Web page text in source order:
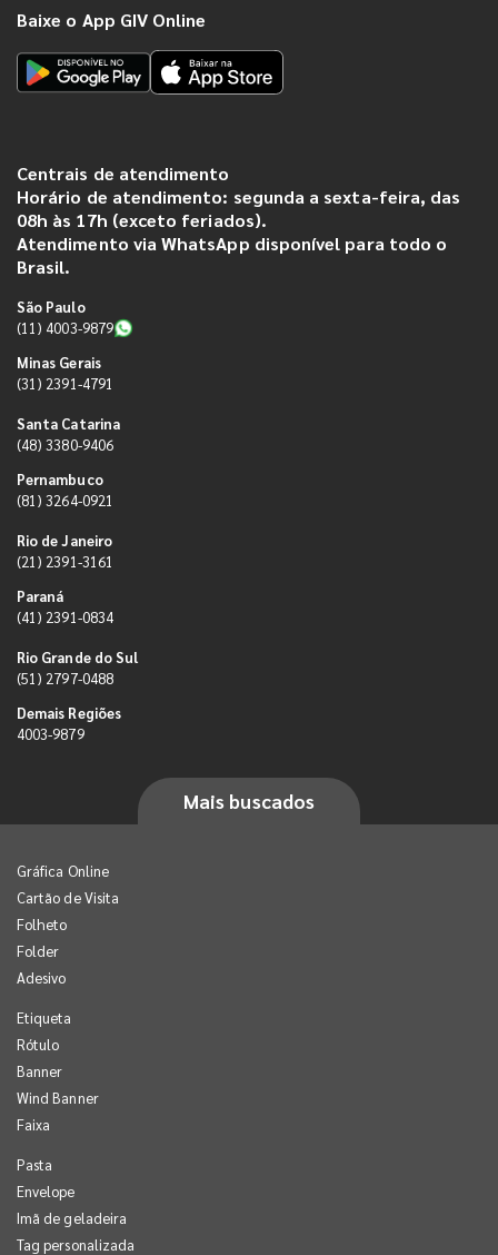
Baixe o App GIV Online
Centrais de atendimento
Horário de atendimento: segunda a sexta-feira, das
08h às 17h (exceto feriados).
Atendimento via WhatsApp disponível para todo o
Brasil.
São Paulo
(11) 4003-9879
Minas Gerais
(31) 2391-4791
Santa Catarina
(48) 3380-9406
Pernambuco
(81) 3264-0921
Rio de Janeiro
(21) 2391-3161
Paraná
(41) 2391-0834
Rio Grande do Sul
(51) 2797-0488
Demais Regiões
4003-9879
Mais buscados
Gráfica Online
Cartão de Visita
Folheto
Folder
Adesivo
Etiqueta
Rótulo
Banner
Wind Banner
Faixa
Pasta
Envelope
Imã de geladeira
Tag personalizada